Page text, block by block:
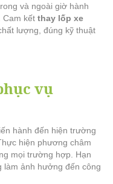
và ngoài giờ hành
Cam kết thay lốp xe
lượng, đúng kỹ thuật
vụ
hành đến hiện trường
hiện phương châm
mọi trường hợp. Hạn
làm ảnh hưởng đến công